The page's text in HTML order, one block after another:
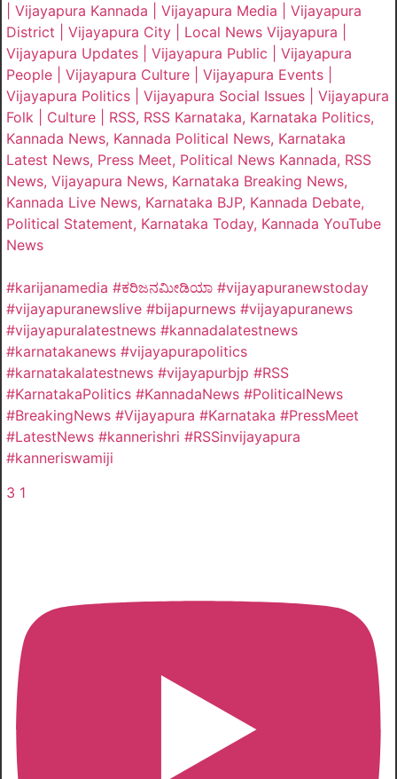
| Vijayapura Kannada | Vijayapura Media | Vijayapura
District | Vijayapura City | Local News Vijayapura |
Vijayapura Updates | Vijayapura Public | Vijayapura
People | Vijayapura Culture | Vijayapura Events |
Vijayapura Politics | Vijayapura Social Issues | Vijayapura
Folk | Culture | RSS, RSS Karnataka, Karnataka Politics,
Kannada News, Kannada Political News, Karnataka
Latest News, Press Meet, Political News Kannada, RSS
News, Vijayapura News, Karnataka Breaking News,
Kannada Live News, Karnataka BJP, Kannada Debate,
Political Statement, Karnataka Today, Kannada YouTube
News
#karijanamedia #ಕರಿಜನಮೀಡಿಯಾ #vijayapuranewstoday
#vijayapuranewslive #bijapurnews #vijayapuranews
#vijayapuralatestnews #kannadalatestnews
#karnatakanews #vijayapurapolitics
#karnatakalatestnews #vijayapurbjp #RSS
#KarnatakaPolitics #KannadaNews #PoliticalNews
#BreakingNews #Vijayapura #Karnataka #PressMeet
#LatestNews #kannerishri #RSSinvijayapura
#kanneriswamiji
3 1